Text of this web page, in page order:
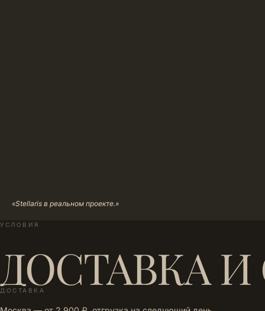
«Stellaris в реальном проекте.»
УСЛОВИЯ
ДОСТАВКА
ДОСТАВКА